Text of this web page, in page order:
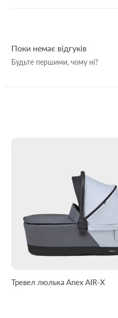
Важить менше, ніж
Може складатися навпіл
Зручна у догляді: все
Розміри спального місця:
Розміри у складеному
41,5 см x висота 19,5 см
Вес колиски:
3,6 кг
Допустима вага дитини:до
Поки немає відгуків
Будьте першими, чому ні?
Тревел люлька Anex AIR-X